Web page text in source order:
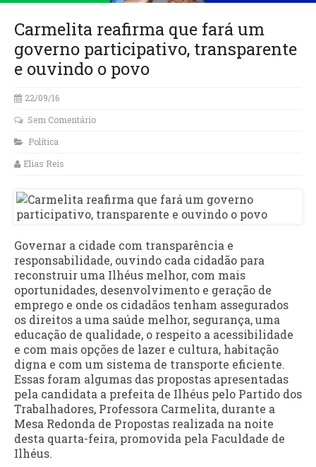
Carmelita reafirma que fará um
governo participativo, transparente
e ouvindo o povo
22/09/16
Sem Comentário
Política
Elias Reis
Governar a cidade com transparência e
responsabilidade, ouvindo cada cidadão para
reconstruir uma Ilhéus melhor, com mais
oportunidades, desenvolvimento e geração de
emprego e onde os cidadãos tenham assegurados
os direitos a uma saúde melhor, segurança, uma
educação de qualidade, o respeito a acessibilidade
e com mais opções de lazer e cultura, habitação
digna e com um sistema de transporte eficiente.
Essas foram algumas das propostas apresentadas
pela candidata a prefeita de Ilhéus pelo Partido dos
Trabalhadores, Professora Carmelita, durante a
Mesa Redonda de Propostas realizada na noite
desta quarta-feira, promovida pela Faculdade de
Ilhéus.